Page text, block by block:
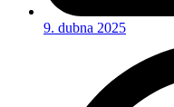
9. dubna 2025